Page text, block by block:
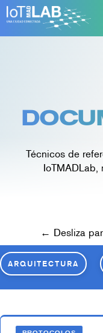
Skip
to
content
Técnicos de
IoTMADLab,
← Desliza
ARQUITECTURA